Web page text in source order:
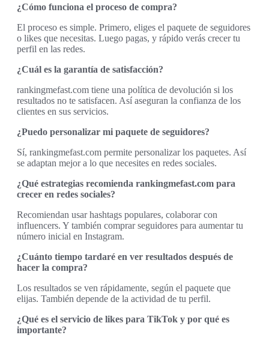
¿Cómo funciona el proceso de compra?
El proceso es simple. Primero, eliges el paquete de seguidores
o likes que necesitas. Luego pagas, y rápido verás crecer tu
perfil en las redes.
¿Cuál es la garantía de satisfacción?
rankingmefast.com tiene una política de devolución si los
resultados no te satisfacen. Así aseguran la confianza de los
clientes en sus servicios.
¿Puedo personalizar mi paquete de seguidores?
Sí, rankingmefast.com permite personalizar los paquetes. Así
se adaptan mejor a lo que necesites en redes sociales.
¿Qué estrategias recomienda rankingmefast.com para
crecer en redes sociales?
Recomiendan usar hashtags populares, colaborar con
influencers. Y también comprar seguidores para aumentar tu
número inicial en Instagram.
¿Cuánto tiempo tardaré en ver resultados después de
hacer la compra?
Los resultados se ven rápidamente, según el paquete que
elijas. También depende de la actividad de tu perfil.
¿Qué es el servicio de likes para TikTok y por qué es
importante?